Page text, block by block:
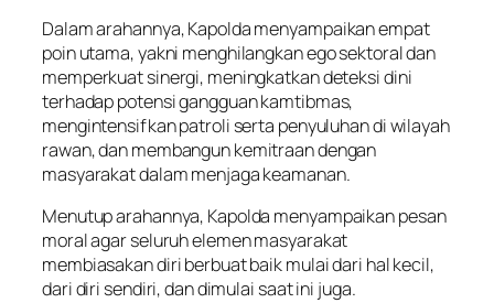
Dalam arahannya, Kapolda menyampaikan empat
poin utama, yakni menghilangkan ego sektoral dan
memperkuat sinergi, meningkatkan deteksi dini
terhadap potensi gangguan kamtibmas,
mengintensifkan patroli serta penyuluhan di wilayah
rawan, dan membangun kemitraan dengan
masyarakat dalam menjaga keamanan.
Menutup arahannya, Kapolda menyampaikan pesan
moral agar seluruh elemen masyarakat
membiasakan diri berbuat baik mulai dari hal kecil,
dari diri sendiri, dan dimulai saat ini juga.